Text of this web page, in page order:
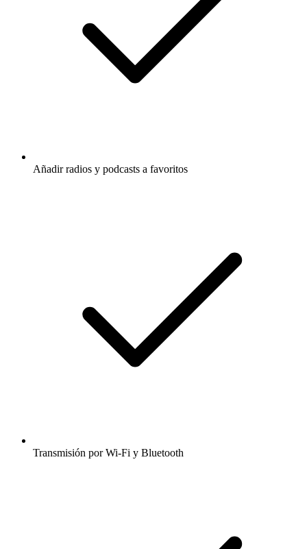
Añadir radios y podcasts a favoritos
Transmisión por Wi-Fi y Bluetooth